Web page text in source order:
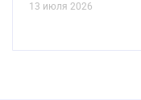
13 июля 2026